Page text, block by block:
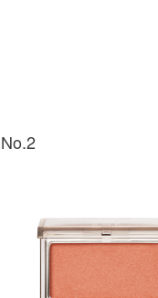
No.2